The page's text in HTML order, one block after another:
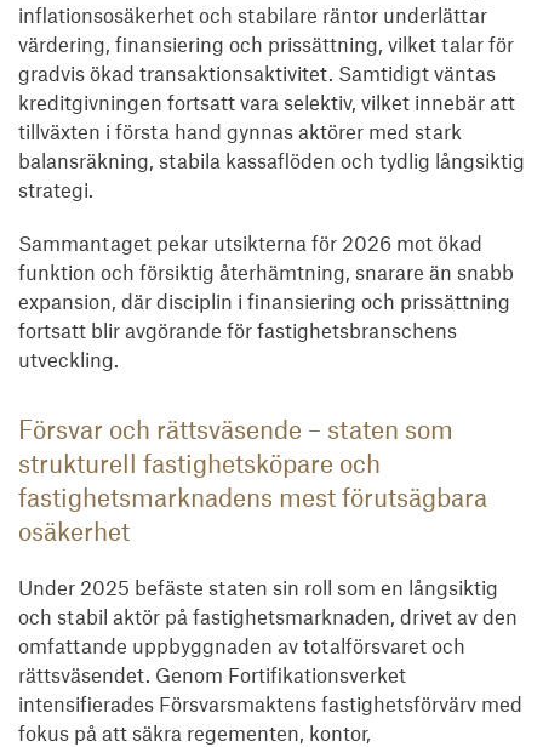
inflationsosäkerhet och stabilare räntor underlättar
värdering, finansiering och prissättning, vilket talar för
gradvis ökad transaktionsaktivitet. Samtidigt väntas
kreditgivningen fortsatt vara selektiv, vilket innebär att
tillväxten i första hand gynnas aktörer med stark
balansräkning, stabila kassaflöden och tydlig långsiktig
strategi.
Sammantaget pekar utsikterna för 2026 mot ökad
funktion och försiktig återhämtning, snarare än snabb
expansion, där disciplin i finansiering och prissättning
fortsatt blir avgörande för fastighetsbranschens
utveckling.
Försvar och rättsväsende – staten som
strukturell fastighetsköpare och
fastighetsmarknadens mest förutsägbara
osäkerhet
Under 2025 befäste staten sin roll som en långsiktig
och stabil aktör på fastighetsmarknaden, drivet av den
omfattande uppbyggnaden av totalförsvaret och
rättsväsendet. Genom Fortifikationsverket
intensifierades Försvarsmaktens fastighetsförvärv med
fokus på att säkra regementen, kontor,